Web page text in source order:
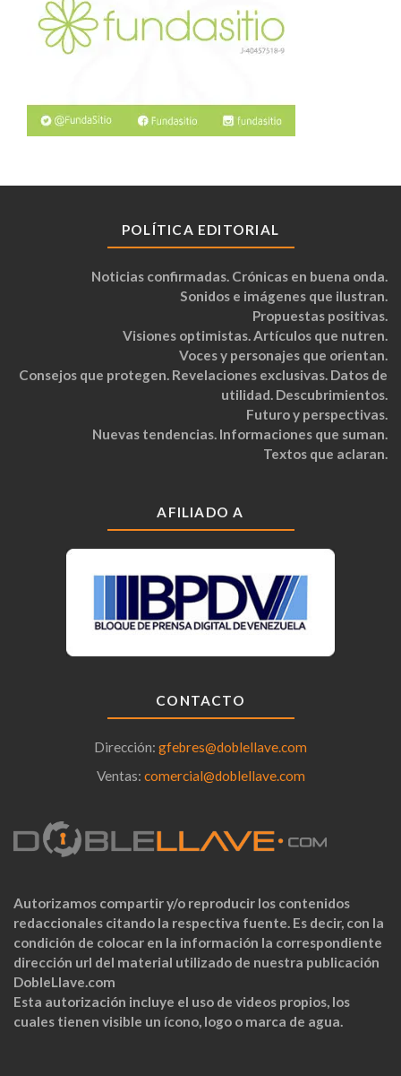
POLÍTICA EDITORIAL
Noticias confirmadas. Crónicas en buena onda.
Sonidos e imágenes que ilustran.
Propuestas positivas.
Visiones optimistas. Artículos que nutren.
Voces y personajes que orientan.
Consejos que protegen. Revelaciones exclusivas. Datos de
utilidad. Descubrimientos.
Futuro y perspectivas.
Nuevas tendencias. Informaciones que suman.
Textos que aclaran.
AFILIADO A
CONTACTO
Dirección: gfebres@doblellave.com
Ventas: comercial@doblellave.com
Autorizamos compartir y/o reproducir los contenidos
redaccionales citando la respectiva fuente. Es decir, con la
condición de colocar en la información la correspondiente
dirección url del material utilizado de nuestra publicación
DobleLlave.com
Esta autorización incluye el uso de videos propios, los
cuales tienen visible un ícono, logo o marca de agua.